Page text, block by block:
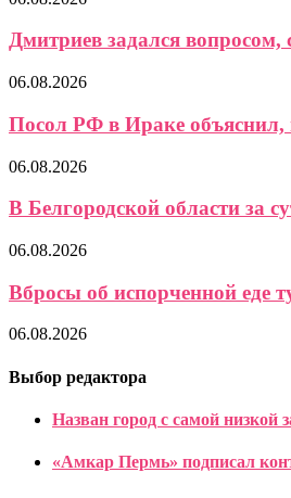
Дмитриев задался вопросом,
06.08.2026
Посол РФ в Ираке объяснил,
06.08.2026
В Белгородской области за
06.08.2026
Вбросы об испорченной еде
06.08.2026
Выбор редактора
Назван город с самой низкой
«Амкар Пермь» подписал